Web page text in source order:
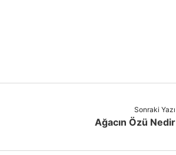
Sonraki Yazı
Ağacın Özü Nedir